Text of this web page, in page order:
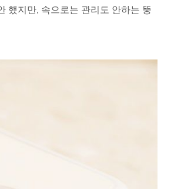
했지만, 속으로는 관리도 안하는 뚱